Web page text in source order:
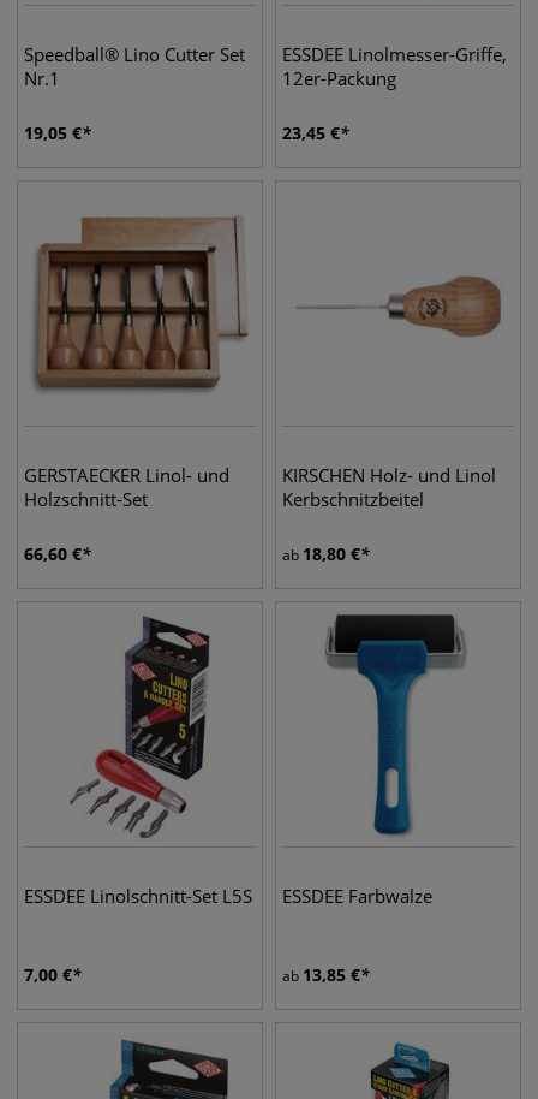
Speedball® Lino Cutter Set
Nr.1
19,05 €
ESSDEE Linolmesser-Griffe,
12er-Packung
23,45 €
GERSTAECKER Linol- und
Holzschnitt-Set
66,60 €
KIRSCHEN Holz- und Linol
Kerbschnitzbeitel
ab 18,80 €
ESSDEE Linolschnitt-Set L5S
7,00 €
ESSDEE Farbwalze
ab 13,85 €